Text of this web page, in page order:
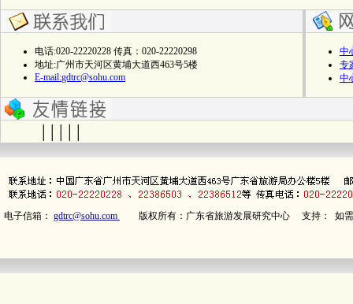
电话:020-22220228 传真：020-22220298
地址:广州市天河区黄埔大道西463号5楼
E-mail:gdtrc@sohu.com
中
专
中
| | | | |
电子信箱： gdtrc@sohu.com 版权所有：广东省旅游发展研究中心 支持： 如需